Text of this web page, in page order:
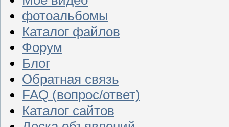
фотоальбомы
Каталог файлов
Форум
Блог
Обратная связь
FAQ (вопрос/ответ)
Каталог сайтов